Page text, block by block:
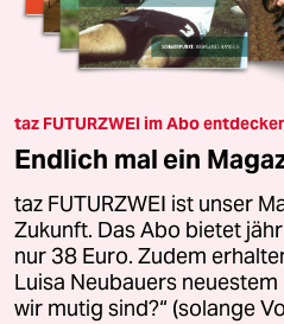
taz FUTURZWEI im Abo
Endlich mal ein
taz FUTURZWEI ist unser
Zukunft. Das Abo bietet
nur 38 Euro. Zudem
Luisa Neubauers neuestem
wir mutig sind?“ (solange